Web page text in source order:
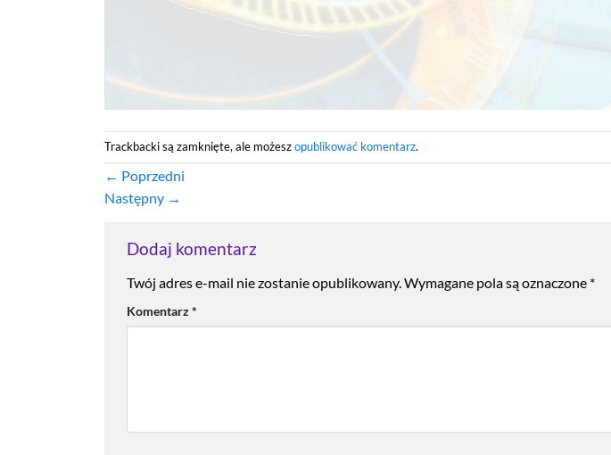
Trackbacki są zamknięte, ale możeszopublikować komentarz.
← Poprzedni
Następny →
Dodaj komentarz
Twój adres e-mail nie zostanie opublikowany. Wymagane pola są oznaczone *
Komentarz*